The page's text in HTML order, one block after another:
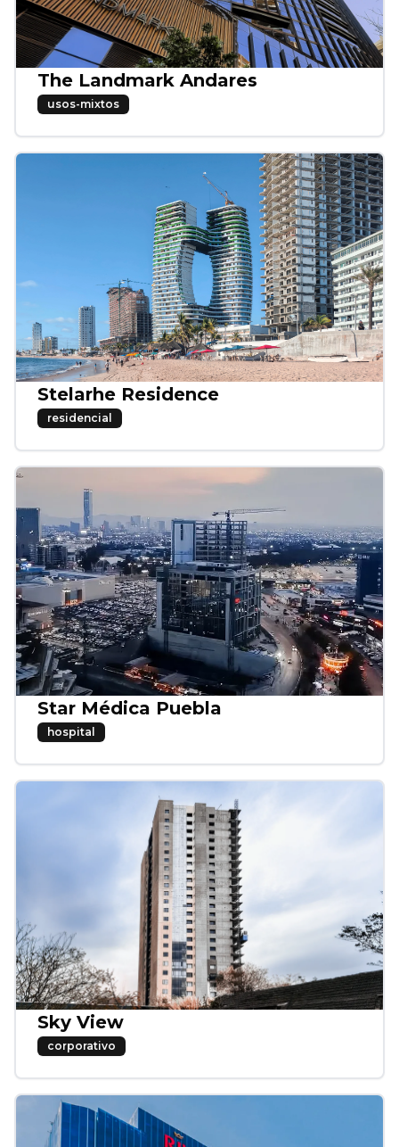
The Landmark Andares
usos-mixtos
Stelarhe Residence
residencial
Star Médica Puebla
hospital
Sky View
corporativo